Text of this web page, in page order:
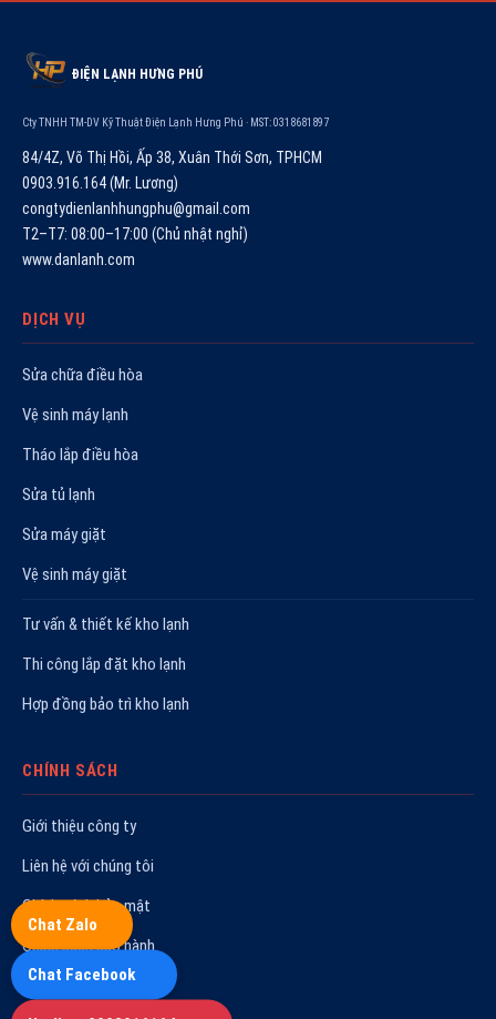
ĐIỆN LẠNH HƯNG PHÚ
Cty TNHH TM-DV Kỹ Thuật Điện Lạnh Hưng Phú · MST: 0318681897
84/4Z, Võ Thị Hồi, Ấp 38, Xuân Thới Sơn, TPHCM
0903.916.164 (Mr. Lương)
congtydienlanhhungphu@gmail.com
T2–T7: 08:00–17:00 (Chủ nhật nghỉ)
www.danlanh.com
DỊCH VỤ
Sửa chữa điều hòa
Vệ sinh máy lạnh
Tháo lắp điều hòa
Sửa tủ lạnh
Sửa máy giặt
Vệ sinh máy giặt
Tư vấn & thiết kế kho lạnh
Thi công lắp đặt kho lạnh
Hợp đồng bảo trì kho lạnh
CHÍNH SÁCH
Giới thiệu công ty
Liên hệ với chúng tôi
Chính sách bảo mật
Chính sách bảo hành
Quy trình sửa chữa
Chat Zalo
Chat Facebook